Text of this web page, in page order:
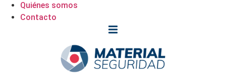
Quiénes somos
Contacto